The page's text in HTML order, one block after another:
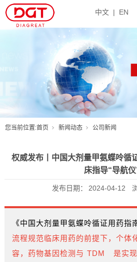
中文 | EN
您当前位置:首页 新闻动态 公司新闻
权威发布丨中国大剂量甲氨蝶呤
床指导“导航仪
发布日期： 2024-04-12
《中国大剂量甲氨蝶呤循证用药指
流程规范临床用药的前提下，个体
容，药物基因检测与 TDM
是实